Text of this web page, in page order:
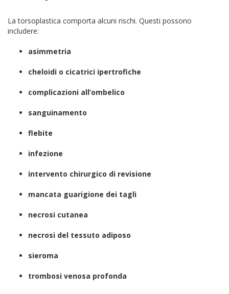
La torsoplastica comporta alcuni rischi. Questi possono
includere:
asimmetria
cheloidi o cicatrici ipertrofiche
complicazioni all’ombelico
sanguinamento
flebite
infezione
intervento chirurgico di revisione
mancata guarigione dei tagli
necrosi cutanea
necrosi del tessuto adiposo
sieroma
trombosi venosa profonda